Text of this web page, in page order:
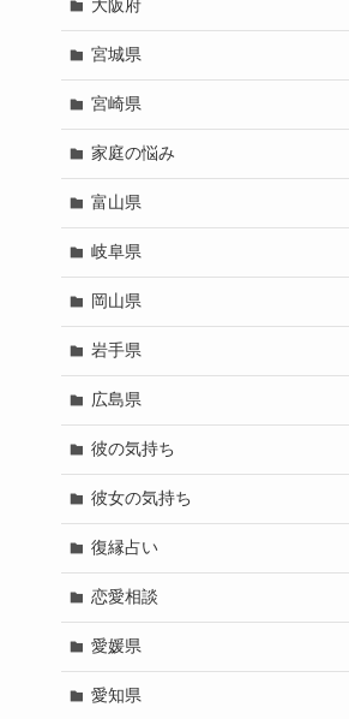
大阪府
宮城県
宮崎県
家庭の悩み
富山県
岐阜県
岡山県
岩手県
広島県
彼の気持ち
彼女の気持ち
復縁占い
恋愛相談
愛媛県
愛知県